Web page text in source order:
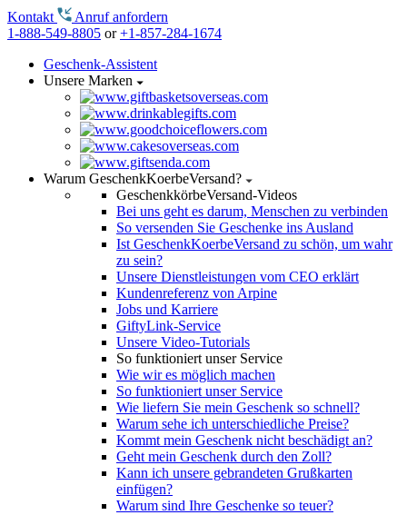
Kontakt
Anruf anfordern
1-888-549-8805 or+1-857-284-1674
Geschenk-Assistent
Unsere Marken
Warum GeschenkKoerbeVersand?
GeschenkkörbeVersand-Videos
Bei uns geht es darum, Menschen zu verbinden
So versenden Sie Geschenke ins Ausland
Ist GeschenkKoerbeVersand zu schön, um wahr
zu sein?
Unsere Dienstleistungen vom CEO erklärt
Kundenreferenz von Arpine
Jobs und Karriere
GiftyLink-Service
Unsere Video-Tutorials
So funktioniert unser Service
Wie wir es möglich machen
So funktioniert unser Service
Wie liefern Sie mein Geschenk so schnell?
Warum sehe ich unterschiedliche Preise?
Kommt mein Geschenk nicht beschädigt an?
Geht mein Geschenk durch den Zoll?
Kann ich unsere gebrandeten Grußkarten
einfügen?
Warum sind Ihre Geschenke so teuer?